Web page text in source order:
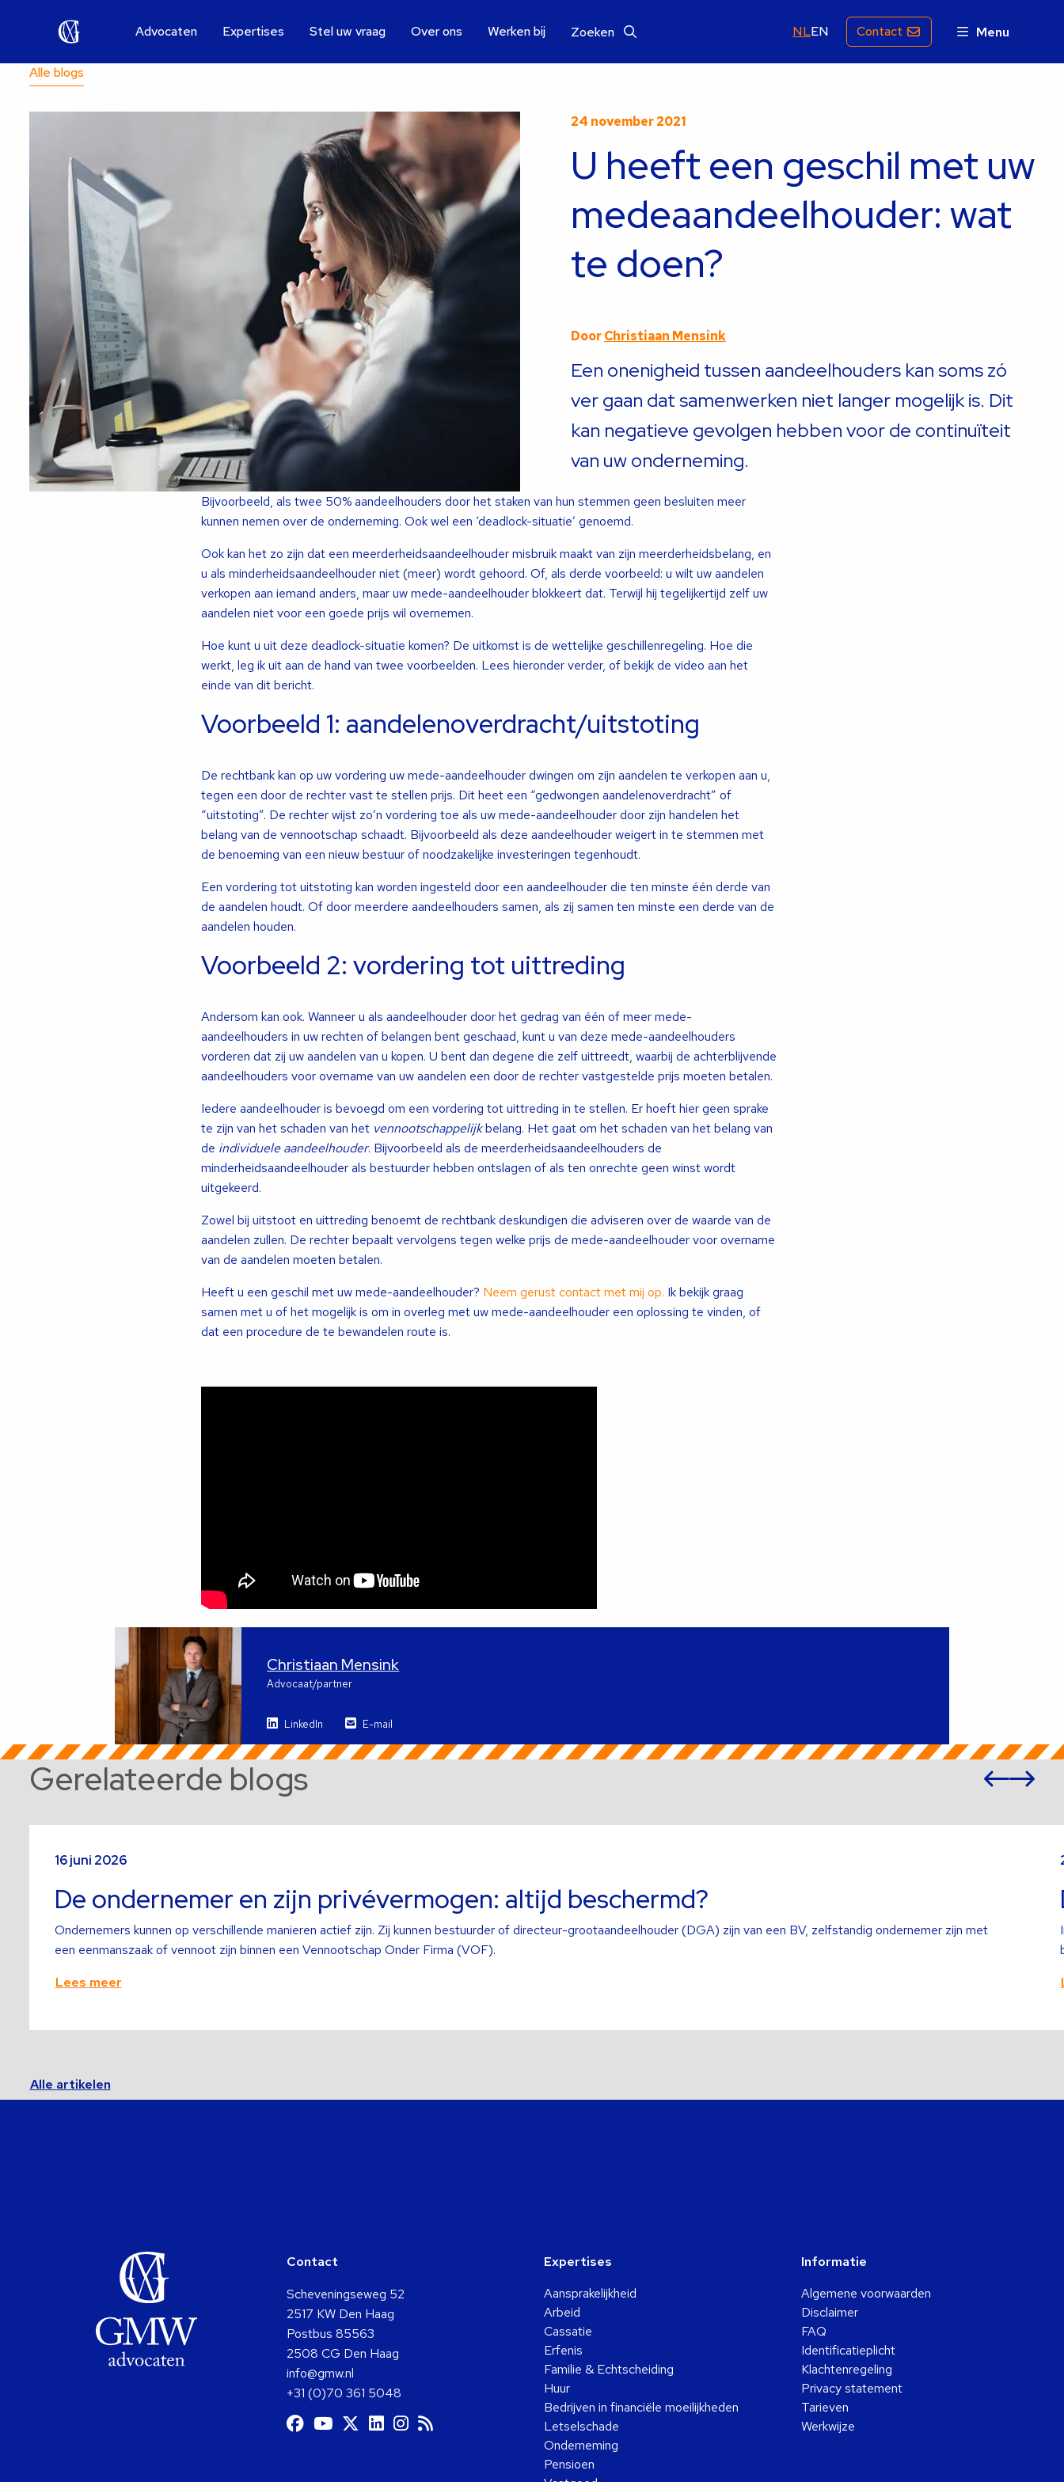
Advocaten Expertises Stel uw vraag Over ons Werken bij Zoeken NLEN Contact Menu
Alle blogs
24 november 2021
U heeft een geschil met uw
medeaandeelhouder: wat
te doen?
DoorChristiaan Mensink
Een onenigheid tussen aandeelhouders kan soms zó
ver gaan dat samenwerken niet langer mogelijk is. Dit
kan negatieve gevolgen hebben voor de continuïteit
van uw onderneming.
Bijvoorbeeld, als twee 50% aandeelhouders door het staken van hun stemmen geen besluiten meer
kunnen nemen over de onderneming. Ook wel een ‘deadlock-situatie’ genoemd.
Ook kan het zo zijn dat een meerderheidsaandeelhouder misbruik maakt van zijn meerderheidsbelang, en
u als minderheidsaandeelhouder niet (meer) wordt gehoord. Of, als derde voorbeeld: u wilt uw aandelen
verkopen aan iemand anders, maar uw mede-aandeelhouder blokkeert dat. Terwijl hij tegelijkertijd zelf uw
aandelen niet voor een goede prijs wil overnemen.
Hoe kunt u uit deze deadlock-situatie komen? De uitkomst is de wettelijke geschillenregeling. Hoe die
werkt, leg ik uit aan de hand van twee voorbeelden. Lees hieronder verder, of bekijk de video aan het
einde van dit bericht.
Voorbeeld 1: aandelenoverdracht/uitstoting
De rechtbank kan op uw vordering uw mede-aandeelhouder dwingen om zijn aandelen te verkopen aan u,
tegen een door de rechter vast te stellen prijs. Dit heet een “gedwongen aandelenoverdracht” of
“uitstoting”. De rechter wijst zo’n vordering toe als uw mede-aandeelhouder door zijn handelen het
belang van de vennootschap schaadt. Bijvoorbeeld als deze aandeelhouder weigert in te stemmen met
de benoeming van een nieuw bestuur of noodzakelijke investeringen tegenhoudt.
Een vordering tot uitstoting kan worden ingesteld door een aandeelhouder die ten minste één derde van
de aandelen houdt. Of door meerdere aandeelhouders samen, als zij samen ten minste een derde van de
aandelen houden.
Voorbeeld 2: vordering tot uittreding
Andersom kan ook. Wanneer u als aandeelhouder door het gedrag van één of meer mede-
aandeelhouders in uw rechten of belangen bent geschaad, kunt u van deze mede-aandeelhouders
vorderen dat zij uw aandelen van u kopen. U bent dan degene die zelf uittreedt, waarbij de achterblijvende
aandeelhouders voor overname van uw aandelen een door de rechter vastgestelde prijs moeten betalen.
Iedere aandeelhouder is bevoegd om een vordering tot uittreding in te stellen. Er hoeft hier geen sprake
te zijn van het schaden van het vennootschappelijkbelang. Het gaat om het schaden van het belang van
de individuele aandeelhouder. Bijvoorbeeld als de meerderheidsaandeelhouders de
minderheidsaandeelhouder als bestuurder hebben ontslagen of als ten onrechte geen winst wordt
uitgekeerd.
Zowel bij uitstoot en uittreding benoemt de rechtbank deskundigen die adviseren over de waarde van de
aandelen zullen. De rechter bepaalt vervolgens tegen welke prijs de mede-aandeelhouder voor overname
van de aandelen moeten betalen.
Heeft u een geschil met uw mede-aandeelhouder? Neem gerust contact met mij op. Ik bekijk graag
samen met u of het mogelijk is om in overleg met uw mede-aandeelhouder een oplossing te vinden, of
dat een procedure de te bewandelen route is.
Christiaan Mensink
Advocaat/partner
LinkedIn E-mail
Gerelateerde blogs
slide
16 juni 2026
De ondernemer en zijn privévermogen: altijd beschermd?
Ondernemers kunnen op verschillende manieren actief zijn. Zij kunnen bestuurder of directeur-grootaandeelhouder (DGA) zijn van een BV, zelfstandig ondernemer zijn met
een eenmanszaak of vennoot zijn binnen een Vennootschap Onder Firma (VOF).
Lees meer
meer
meer
Alle artikelen
Contact
Scheveningseweg 52
2517 KW Den Haag
Postbus 85563
2508 CG Den Haag
info@gmw.nl
+31 (0)70 361 5048
Ga
Ga
Ga
Ga Ga
Expertises
Aansprakelijkheid
Arbeid
Cassatie
Erfenis
Familie & Echtscheiding
Huur
Bedrijven in financiële moeilijkheden
Letselschade
Onderneming
Pensioen
Informatie
Algemene voorwaarden
Disclaimer
FAQ
Identificatieplicht
Klachtenregeling
Privacy statement
Tarieven
Werkwijze